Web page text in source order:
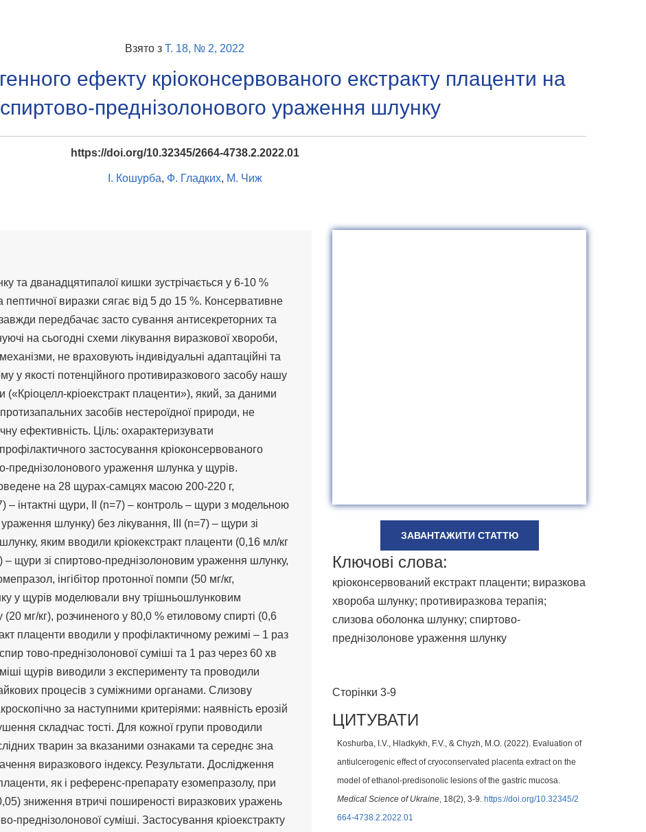
Взято з Т. 18, № 2, 2022
ефекту кріоконсервованого екстракту плаценти на
преднізолонового ураження шлунку
https://doi.org/10.32345/2664-4738.2.2022.01
І. Кошурба, Ф. Гладких, М. Чиж
та дванадцятипалої кишки зустрічається у 6-10 %
пептичної виразки сягає від 5 до 15 %. Консервативне
передбачає засто сування антисекреторних та
на сьогодні схеми лікування виразкової хвороби,
не враховують індивідуальні адаптаційні та
у якості потенційного противиразкового засобу нашу
(«Кріоцелл-кріоекстракт плаценти»), який, за даними
засобів нестероїдної природи, не
ефективність. Ціль: охарактеризувати
застосування кріоконсервованого
преднізолонового ураження шлунка у щурів.
на 28 щурах-самцях масою 200-220 г,
– інтактні щури, ІІ (n=7) – контроль – щури з модельною
шлунку) без лікування, ІІІ (n=7) – щури зі
яким вводили кріокекстракт плаценти (0,16 мл/кг
– щури зі спиртово-преднізолоновим ураження шлунку,
інгібітор протонної помпи (50 мг/кг,
у щурів моделювали вну трішньошлунковим
мг/кг), розчиненого у 80,0 % етиловому спирті (0,6
плаценти вводили у профілактичному режимі – 1 раз
тово-преднізолонової суміші та 1 раз через 60 хв
щурів виводили з експерименту та проводили
процесів з суміжними органами. Слизову
за наступними критеріями: наявність ерозій
складчас тості. Для кожної групи проводили
тварин за вказаними ознаками та середнє зна
виразкового індексу. Результати. Дослідження
як і референс-препарату езомепразолу, при
зниження втричі поширеності виразкових уражень
преднізолонової суміші. Застосування кріоекстракту
ЗАВАНТАЖИТИ СТАТТЮ
Ключові слова:
кріоконсервований екстракт плаценти; виразкова
хвороба шлунку; противиразкова терапія;
слизова оболонка шлунку; спиртово-
преднізолонове ураження шлунку
Сторінки 3-9
ЦИТУВАТИ
Koshurba, I.V., Hladkykh, F.V., & Chyzh, M.O. (2022). Evaluation of
antiulcerogenic effect of cryoconservated placenta extract on the
model of ethanol-predisonolic lesions of the gastric mucosa.
Medical Science of Ukraine, 18(2), 3-9. https://doi.org/10.32345/2
664-4738.2.2022.01